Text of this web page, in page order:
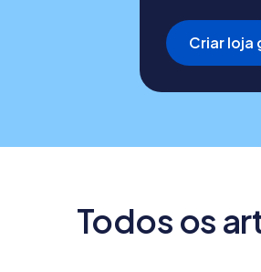
Criar loja
Todos os